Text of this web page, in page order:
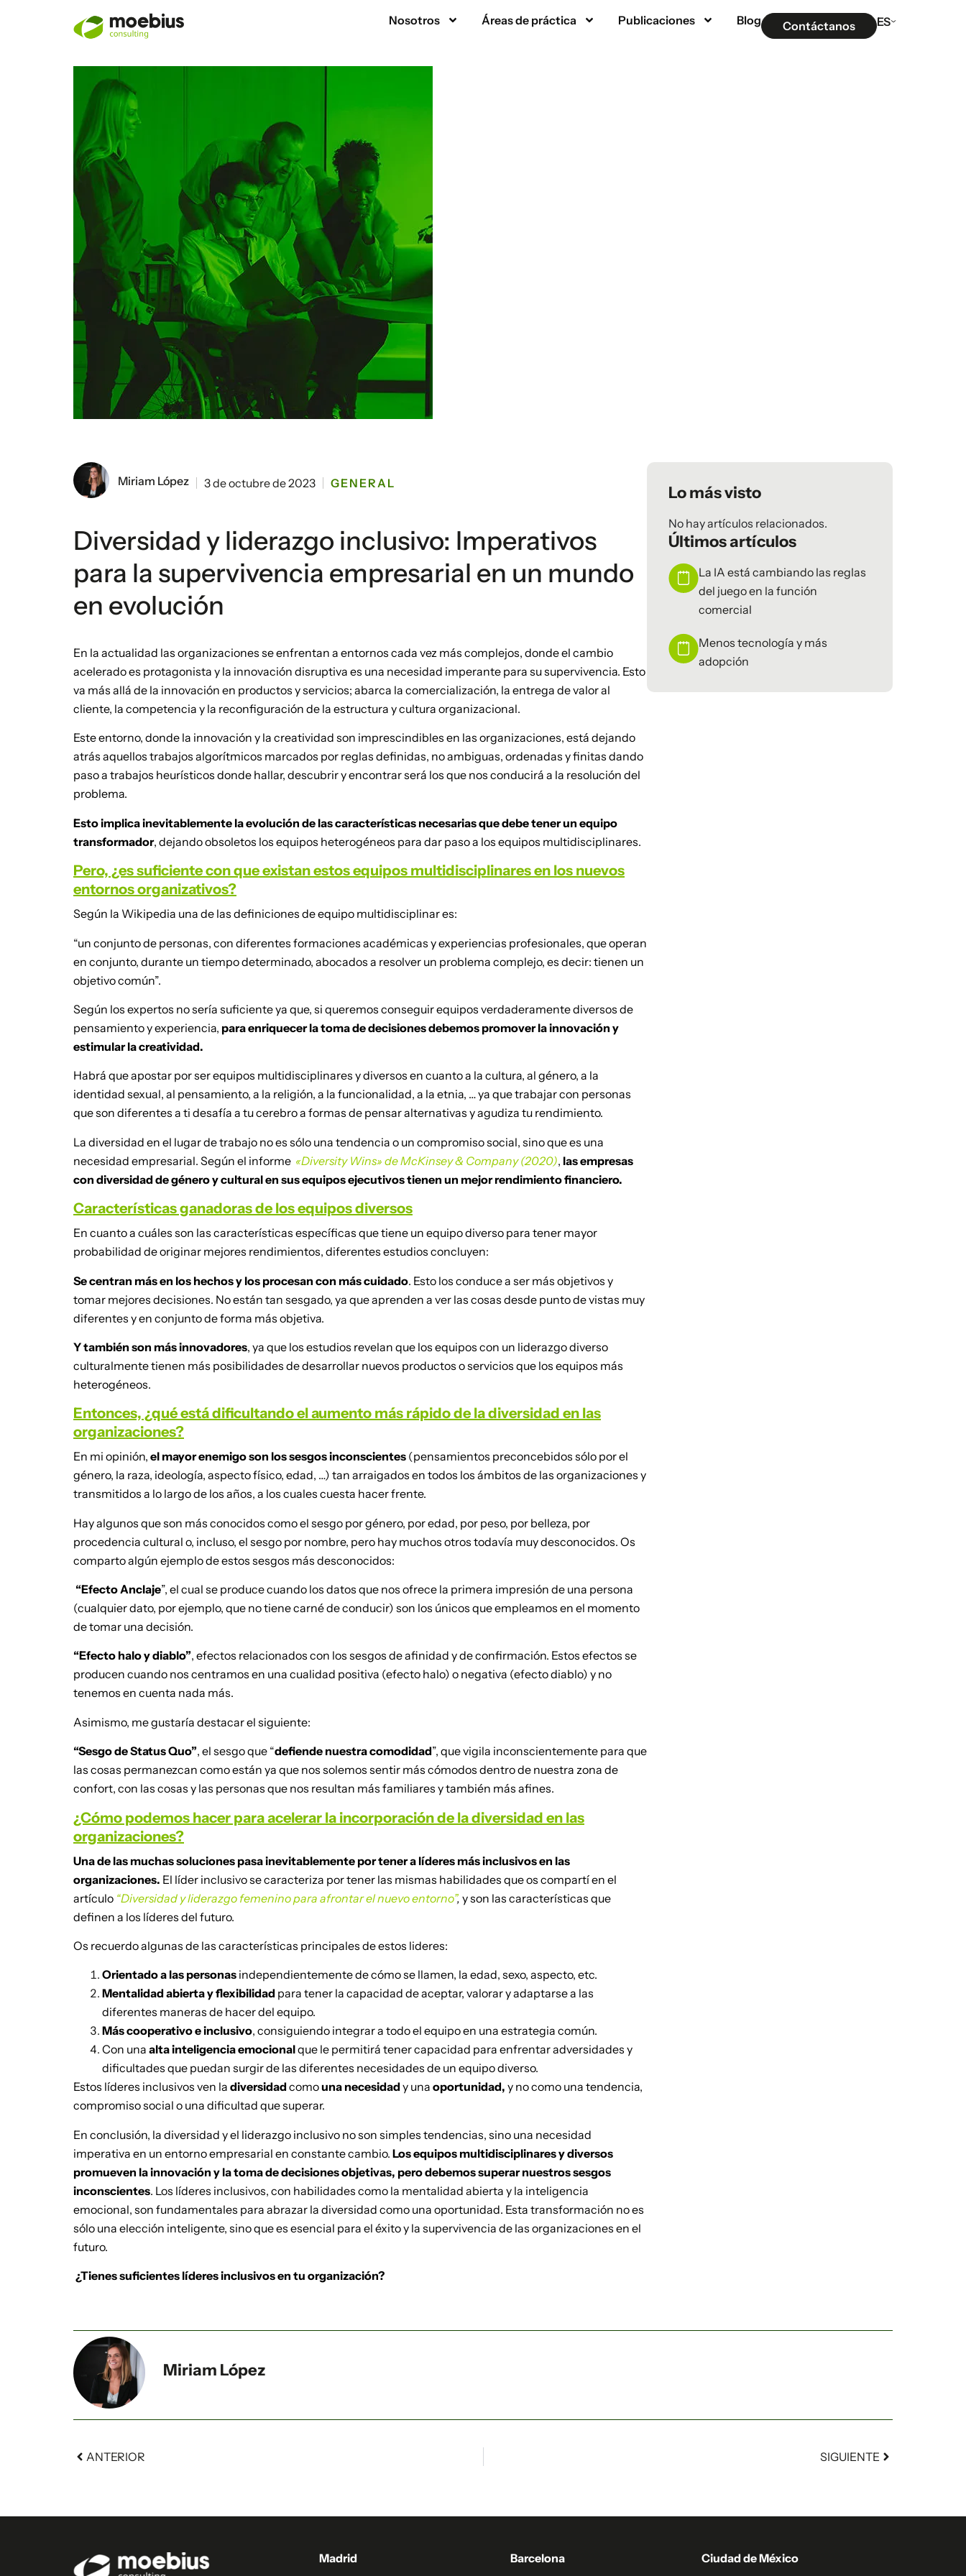
Nosotros Áreas de práctica Publicaciones Blog Contáctanos ES
Miriam López 3 de octubre de 2023 GENERAL
Diversidad y liderazgo inclusivo: Imperativos
para la supervivencia empresarial en un mundo
en evolución
En la actualidad las organizaciones se enfrentan a entornos cada vez más complejos, donde el cambio
acelerado es protagonista y la innovación disruptiva es una necesidad imperante para su supervivencia. Esto
va más allá de la innovación en productos y servicios; abarca la comercialización, la entrega de valor al
cliente, la competencia y la reconfiguración de la estructura y cultura organizacional.
Este entorno, donde la innovación y la creatividad son imprescindibles en las organizaciones, está dejando
atrás aquellos trabajos algorítmicos marcados por reglas definidas, no ambiguas, ordenadas y finitas dando
paso a trabajos heurísticos donde hallar, descubrir y encontrar será los que nos conducirá a la resolución del
problema.
Esto implica inevitablemente la evolución de las características necesarias que debe tener un equipo
transformador, dejando obsoletos los equipos heterogéneos para dar paso a los equipos multidisciplinares.
Pero, ¿es suficiente con que existan estos equipos multidisciplinares en los nuevos
entornos organizativos?
Según la Wikipedia una de las definiciones de equipo multidisciplinar es:
“un conjunto de personas, con diferentes formaciones académicas y experiencias profesionales, que operan
en conjunto, durante un tiempo determinado, abocados a resolver un problema complejo, es decir: tienen un
objetivo común”.
Según los expertos no sería suficiente ya que, si queremos conseguir equipos verdaderamente diversos de
pensamiento y experiencia, para enriquecer la toma de decisiones debemos promover la innovación y
estimular la creatividad.
Habrá que apostar por ser equipos multidisciplinares y diversos en cuanto a la cultura, al género, a la
identidad sexual, al pensamiento, a la religión, a la funcionalidad, a la etnia, … ya que trabajar con personas
que son diferentes a ti desafía a tu cerebro a formas de pensar alternativas y agudiza tu rendimiento.
La diversidad en el lugar de trabajo no es sólo una tendencia o un compromiso social, sino que es una
necesidad empresarial. Según el informe «Diversity Wins» de McKinsey & Company (2020), las empresas
con diversidad de género y cultural en sus equipos ejecutivos tienen un mejor rendimiento financiero.
Características ganadoras de los equipos diversos
En cuanto a cuáles son las características específicas que tiene un equipo diverso para tener mayor
probabilidad de originar mejores rendimientos, diferentes estudios concluyen:
Se centran más en los hechos y los procesan con más cuidado. Esto los conduce a ser más objetivos y
tomar mejores decisiones. No están tan sesgado, ya que aprenden a ver las cosas desde punto de vistas muy
diferentes y en conjunto de forma más objetiva.
Y también son más innovadores, ya que los estudios revelan que los equipos con un liderazgo diverso
culturalmente tienen más posibilidades de desarrollar nuevos productos o servicios que los equipos más
heterogéneos.
Entonces, ¿qué está dificultando el aumento más rápido de la diversidad en las
organizaciones?
En mi opinión, el mayor enemigo son los sesgos inconscientes (pensamientos preconcebidos sólo por el
género, la raza, ideología, aspecto físico, edad, …) tan arraigados en todos los ámbitos de las organizaciones y
transmitidos a lo largo de los años, a los cuales cuesta hacer frente.
Hay algunos que son más conocidos como el sesgo por género, por edad, por peso, por belleza, por
procedencia cultural o, incluso, el sesgo por nombre, pero hay muchos otros todavía muy desconocidos. Os
comparto algún ejemplo de estos sesgos más desconocidos:
“Efecto Anclaje”, el cual se produce cuando los datos que nos ofrece la primera impresión de una persona
(cualquier dato, por ejemplo, que no tiene carné de conducir) son los únicos que empleamos en el momento
de tomar una decisión.
“Efecto halo y diablo”, efectos relacionados con los sesgos de afinidad y de confirmación. Estos efectos se
producen cuando nos centramos en una cualidad positiva (efecto halo) o negativa (efecto diablo) y no
tenemos en cuenta nada más.
Asimismo, me gustaría destacar el siguiente:
“Sesgo de Status Quo”, el sesgo que “defiende nuestra comodidad”, que vigila inconscientemente para que
las cosas permanezcan como están ya que nos solemos sentir más cómodos dentro de nuestra zona de
confort, con las cosas y las personas que nos resultan más familiares y también más afines.
¿Cómo podemos hacer para acelerar la incorporación de la diversidad en las
organizaciones?
Una de las muchas soluciones pasa inevitablemente por tener a líderes más inclusivos en las
organizaciones. El líder inclusivo se caracteriza por tener las mismas habilidades que os compartí en el
artículo “Diversidad y liderazgo femenino para afrontar el nuevo entorno”, y son las características que
definen a los líderes del futuro.
Os recuerdo algunas de las características principales de estos lideres:
Orientado a las personas independientemente de cómo se llamen, la edad, sexo, aspecto, etc.
Mentalidad abierta y flexibilidad para tener la capacidad de aceptar, valorar y adaptarse a las
diferentes maneras de hacer del equipo.
Más cooperativo e inclusivo, consiguiendo integrar a todo el equipo en una estrategia común.
Con una alta inteligencia emocionalque le permitirá tener capacidad para enfrentar adversidades y
dificultades que puedan surgir de las diferentes necesidades de un equipo diverso.
Estos líderes inclusivos ven la diversidadcomouna necesidady una oportunidad, y no como una tendencia,
compromiso social o una dificultad que superar.
En conclusión, la diversidad y el liderazgo inclusivo no son simples tendencias, sino una necesidad
imperativa en un entorno empresarial en constante cambio. Los equipos multidisciplinares y diversos
promueven la innovación y la toma de decisiones objetivas, pero debemos superar nuestros sesgos
inconscientes. Los líderes inclusivos, con habilidades como la mentalidad abierta y la inteligencia
emocional, son fundamentales para abrazar la diversidad como una oportunidad. Esta transformación no es
sólo una elección inteligente, sino que es esencial para el éxito y la supervivencia de las organizaciones en el
futuro.
¿Tienes suficientes líderes inclusivos en tu organización?
Lo más visto
No hay artículos relacionados.
Últimos artículos
La IA está cambiando las reglas
del juego en la función
comercial
Menos tecnología y más
adopción
Miriam López
ANTERIOR SIGUIENTE
Madrid Barcelona Ciudad de México